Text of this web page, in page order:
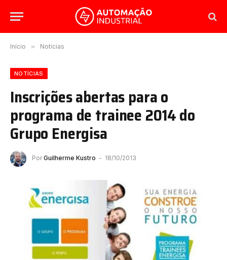
Início » Notícias
NOTÍCIAS
Inscrições abertas para o
programa de trainee 2014 do
Grupo Energisa
Por Guilherme Kustro 18/10/2013